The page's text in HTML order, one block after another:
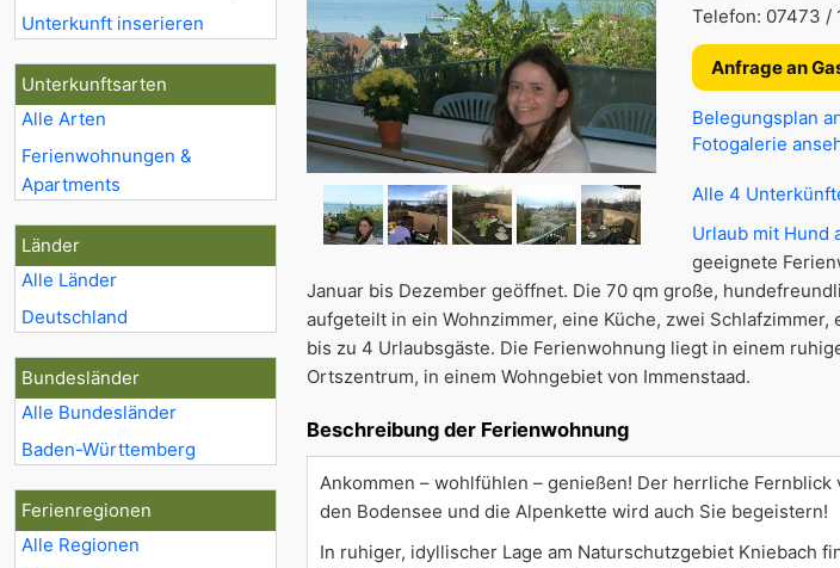
Unterkunft inserieren
Unterkunftsarten
Alle Arten
Ferienwohnungen &
Apartments
Länder
Alle Länder
Deutschland
Bundesländer
Alle Bundesländer
Baden-Württemberg
Ferienregionen
Alle Regionen
Telefon: 07473 /
Anfrage an
Belegungsplan
Fotogalerie
Alle 4
Urlaub mit Hund
geeignete
Januar bis Dezember geöffnet. Die 70 qm große,
aufgeteilt in ein Wohnzimmer, eine Küche, zwei
bis zu 4 Urlaubsgäste. Die Ferienwohnung liegt in einem
Ortszentrum, in einem Wohngebiet von Immenstaad.
Beschreibung der Ferienwohnung
Ankommen – wohlfühlen – genießen! Der herrliche
den Bodensee und die Alpenkette wird auch Sie begeistern!
In ruhiger, idyllischer Lage am Naturschutzgebiet Kniebach